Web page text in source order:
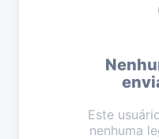
Este
nenhuma